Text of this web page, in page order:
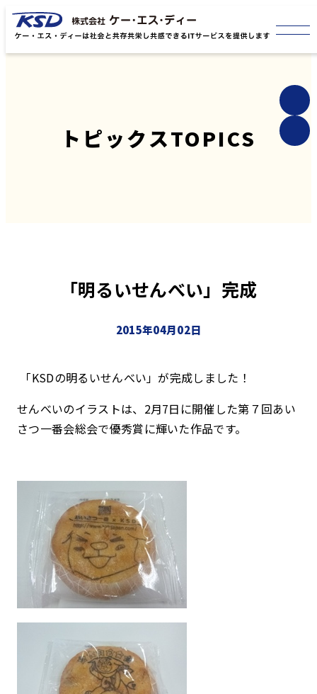
トピックスTOPICS
「明るいせんべい」完成
2015年04月02日
「KSDの明るいせんべい」が完成しました！
せんべいのイラストは、2月7日に開催した第７回あい
さつ一番会総会で優秀賞に輝いた作品です。